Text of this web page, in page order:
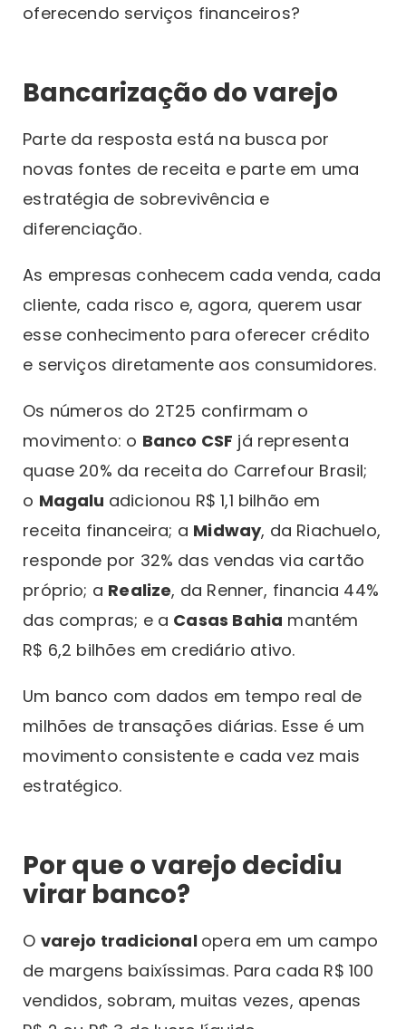
oferecendo serviços financeiros?
Bancarização do varejo
Parte da resposta está na busca por
novas fontes de receita e parte em uma
estratégia de sobrevivência e
diferenciação.
As empresas conhecem cada venda, cada
cliente, cada risco e, agora, querem usar
esse conhecimento para oferecer crédito
e serviços diretamente aos consumidores.
Os números do 2T25 confirmam o
movimento: o Banco CSF já representa
quase 20% da receita do Carrefour Brasil;
o Magalu adicionou R$ 1,1 bilhão em
receita financeira; a Midway, da Riachuelo,
responde por 32% das vendas via cartão
próprio; a Realize, da Renner, financia 44%
das compras; e a Casas Bahia mantém
R$ 6,2 bilhões em crediário ativo.
Um banco com dados em tempo real de
milhões de transações diárias. Esse é um
movimento consistente e cada vez mais
estratégico.
Por que o varejo decidiu
virar banco?
O varejo tradicional opera em um campo
de margens baixíssimas. Para cada R$ 100
vendidos, sobram, muitas vezes, apenas